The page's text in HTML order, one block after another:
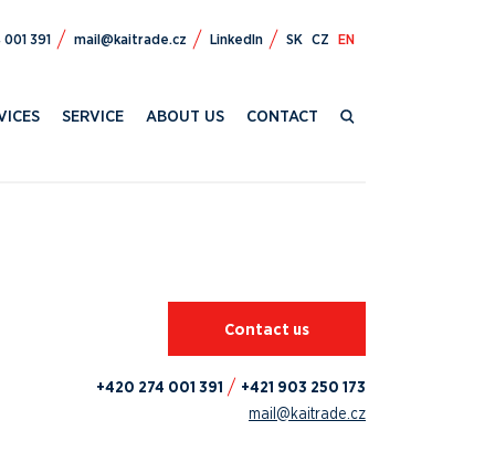
024+ zc.edartiak@liam LinkedIn SK CZ EN
SERVICE ABOUT US CONTACT
Contact us
+420 274 001 391 +421 903 250 173
mail@kaitrade.cz